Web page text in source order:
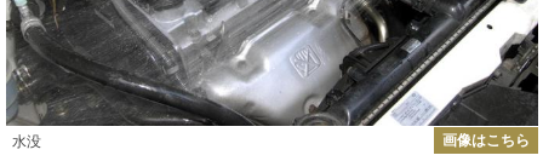
水没 画像はこちら